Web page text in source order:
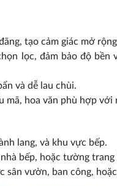
tạo cảm giác mở
lọc, đảm bảo độ bền
và dễ lau chùi.
mã, hoa văn phù hợp
lang, và khu vực bếp.
bếp, hoặc tường
sân vườn, ban công,